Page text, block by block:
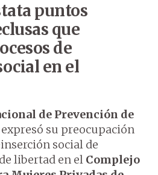
puntos
que
de
en el
de Prevención de
expresó su preocupación
social de
libertad en el Complejo